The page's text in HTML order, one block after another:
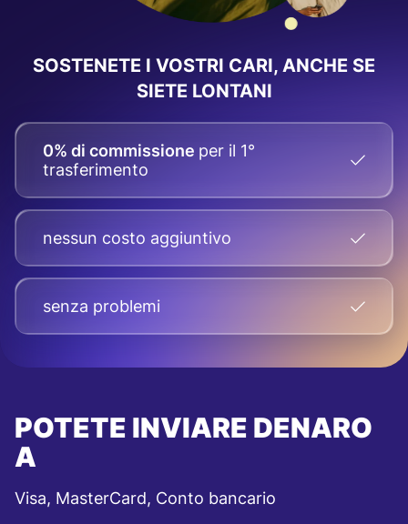
SOSTENETE I VOSTRI CARI, ANCHE SE
SIETE LONTANI
0% di commissione per il 1°
trasferimento
nessun costo aggiuntivo
senza problemi
POTETE INVIARE DENARO
A
Visa, MasterCard, Conto bancario